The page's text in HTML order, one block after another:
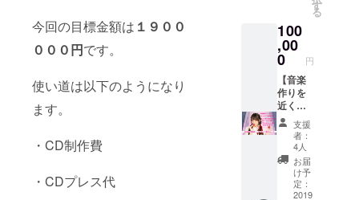
今回の目標金額は １９００
０００円です。
使い道は以下のようになり
ます。
・CD制作費
・CDプレス代
でご連
絡させ
ていた
だきま
す。
す
る
100
,00
0 円
【音楽
作りを
近くで
見守る
隊コー
ス】
１．歌
詞作り
ミー
ティン
支援
者：
4人
お届
け予
定：
2019